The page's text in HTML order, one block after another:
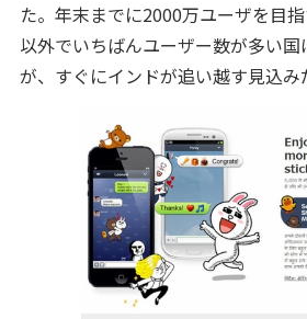
た。年末までに2000万ユーザを目
以外でいちばんユーザー数が多い
が、すぐにインドが追い越す見込み